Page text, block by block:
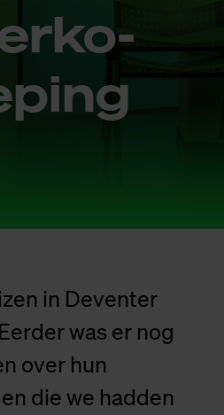
in Deventer
was er nog
over hun
die we hadden